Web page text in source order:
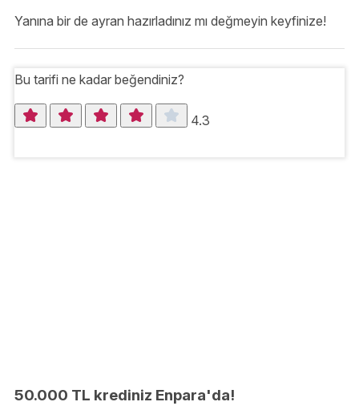
Yanına bir de ayran hazırladınız mı değmeyin keyfinize!
Bu tarifi ne kadar beğendiniz?
4.3
50.000 TL krediniz Enpara'da!